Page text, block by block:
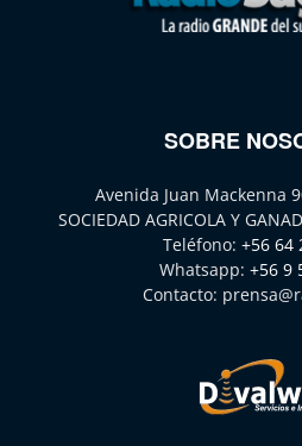
SOBRE
Avenida Juan Mackenna
SOCIEDAD AGRICOLA Y
Teléfono: +56 64
Whatsapp: +56 9
Contacto: